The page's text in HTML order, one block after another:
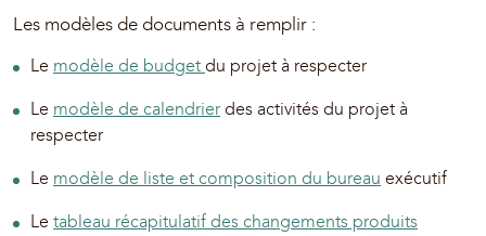
Les modèles de documents à remplir :
Le modèle de budget du projet à respecter
Le modèle de calendrier des activités du projet à
respecter
Le modèle de liste et composition du bureau exécutif
Le tableau récapitulatif des changements produits